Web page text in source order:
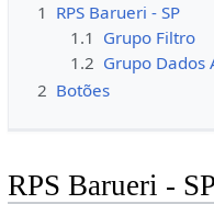
1 RPS Barueri - SP
1.1 Grupo Filtro
1.2 Grupo Dados
2 Botões
RPS Barueri - SP